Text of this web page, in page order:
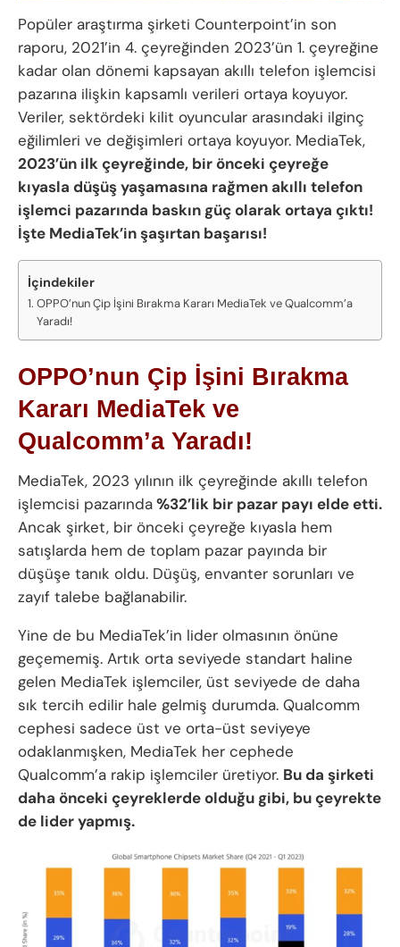
Popüler araştırma şirketi Counterpoint’in son
raporu, 2021’in 4. çeyreğinden 2023’ün 1. çeyreğine
kadar olan dönemi kapsayan akıllı telefon işlemcisi
pazarına ilişkin kapsamlı verileri ortaya koyuyor.
Veriler, sektördeki kilit oyuncular arasındaki ilginç
eğilimleri ve değişimleri ortaya koyuyor. MediaTek,
2023’ün ilk çeyreğinde, bir önceki çeyreğe
kıyasla düşüş yaşamasına rağmen akıllı telefon
işlemci pazarında baskın güç olarak ortaya çıktı!
İşte MediaTek’in şaşırtan başarısı!
İçindekiler
OPPO’nun Çip İşini Bırakma Kararı MediaTek ve Qualcomm’a
Yaradı!
OPPO’nun Çip İşini Bırakma
Kararı MediaTek ve
Qualcomm’a Yaradı!
MediaTek, 2023 yılının ilk çeyreğinde akıllı telefon
işlemcisi pazarında%32’lik bir pazar payı elde etti.
Ancak şirket, bir önceki çeyreğe kıyasla hem
satışlarda hem de toplam pazar payında bir
düşüşe tanık oldu. Düşüş, envanter sorunları ve
zayıf talebe bağlanabilir.
Yine de bu MediaTek’in lider olmasının önüne
geçememiş. Artık orta seviyede standart haline
gelen MediaTek işlemciler, üst seviyede de daha
sık tercih edilir hale gelmiş durumda. Qualcomm
cephesi sadece üst ve orta-üst seviyeye
odaklanmışken, MediaTek her cephede
Qualcomm’a rakip işlemciler üretiyor. Bu da şirketi
daha önceki çeyreklerde olduğu gibi, bu çeyrekte
de lider yapmış.